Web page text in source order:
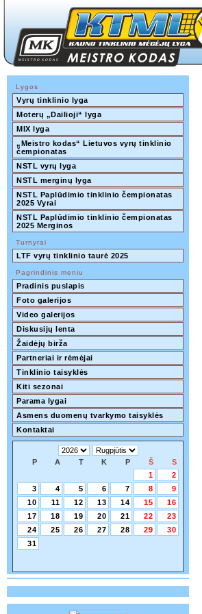
Lygos
Vyrų tinklinio lyga
Moterų „Dailioji“ lyga
MIX lyga
„Meistro kodas“ Lietuvos vyrų tinklinio
čempionatas
NSTL vyrų lyga
NSTL merginų lyga
NSTL Paplūdimio tinklinio čempionatas
2025 Vyrai
NSTL Paplūdimio tinklinio čempionatas
2025 Merginos
Turnyrai
LTF vyrų tinklinio taurė 2025
Pagrindinis meniu
Pradinis puslapis
Foto galerijos
Video galerijos
Diskusijų lenta
Žaidėjų birža
Partneriai ir rėmėjai
Tinklinio taisyklės
Kiti sezonai
Parama lygai
Asmens duomenų tvarkymo taisyklės
Kontaktai
P A T K P Š
S
1
2
3
4 5 6 7 8
9
10
11 12 13 14 15
16
17
18 19 20 21 22
23
24
25 26 27 28 29
30
31